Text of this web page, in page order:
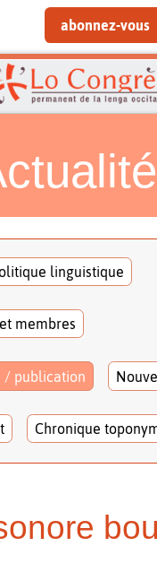
abonnez-vous
linguistique
membres
/ publication
Chronique